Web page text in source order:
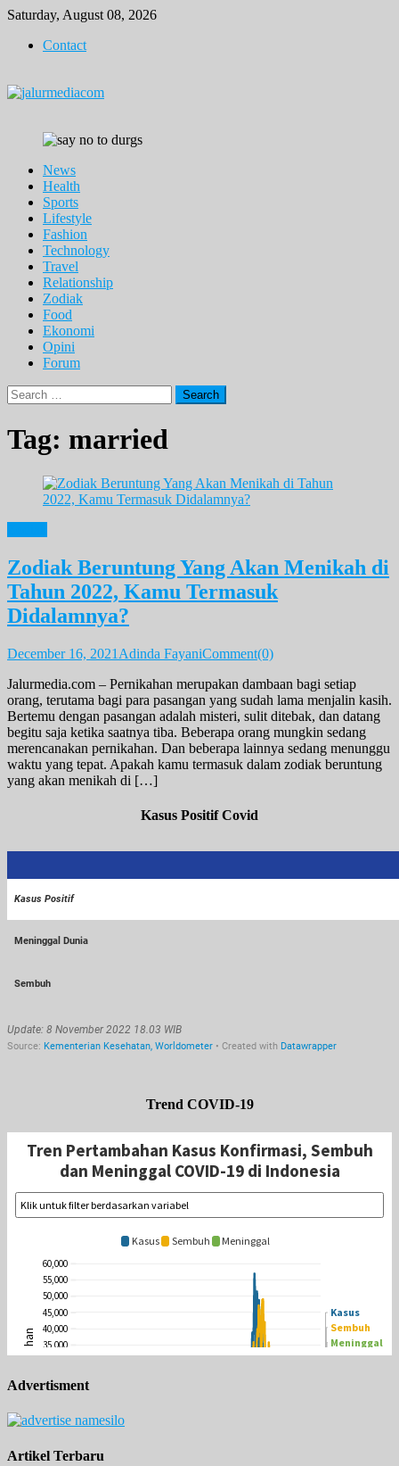
Skip
content
Saturday, August 08, 2026
Contact
News
Health
Sports
Lifestyle
Fashion
Technology
Travel
Relationship
Zodiak
Food
Ekonomi
Opini
Forum
Search
for:
Tag: married
Zodiak Beruntung Yang Akan Menikah di
Tahun 2022, Kamu Termasuk
Didalamnya?
December 16, 2021 Adinda FayaniComment(0)
Jalurmedia.com – Pernikahan merupakan dambaan bagi setiap
orang, terutama bagi para pasangan yang sudah lama menjalin kasih.
Bertemu dengan pasangan adalah misteri, sulit ditebak, dan datang
begitu saja ketika saatnya tiba. Beberapa orang mungkin sedang
merencanakan pernikahan. Dan beberapa lainnya sedang menunggu
waktu yang tepat. Apakah kamu termasuk dalam zodiak beruntung
yang akan menikah di […]
Kasus Positif Covid
Trend COVID-19
Advertisment
Artikel Terbaru